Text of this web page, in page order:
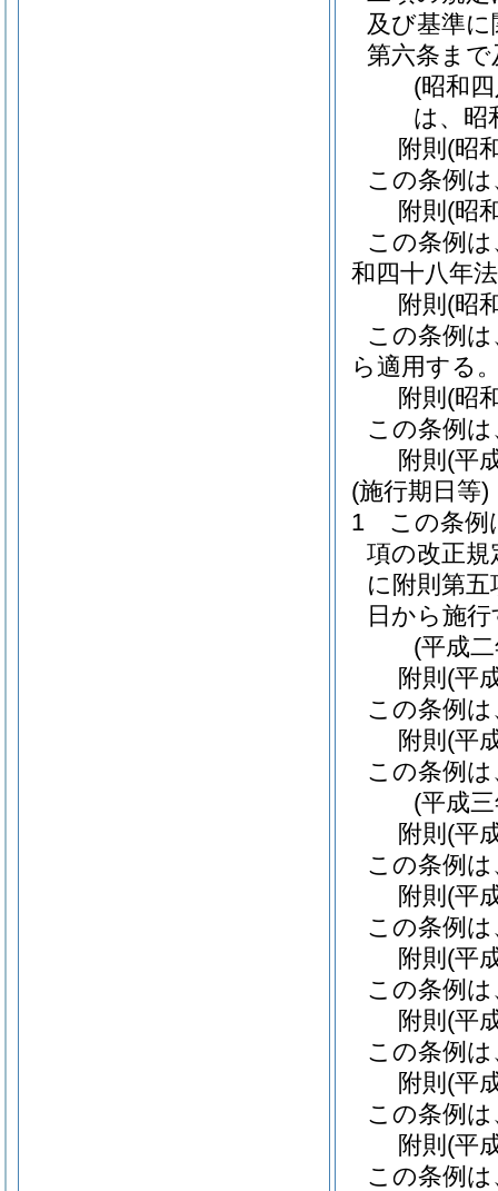
及び基準
第六条ま
(昭和
は、昭
附則 (昭
この条例
附則 (昭
この条例
和四十八年
附則 (昭
この条例
ら適用する
附則 (昭
この条例
附則 (平
(施行期日等)
1
この条例
項の改正
に附則第
日から施
(平成
附則 (平
この条例
附則 (平
この条例
(平成
附則 (平
この条例
附則 (平
この条例
附則 (平
この条例
附則 (平
この条例
附則 (平
この条例
附則 (平
この条例